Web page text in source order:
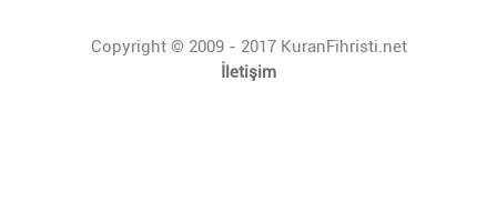
Copyright © 2009 - 2017 KuranFihristi.net
İletişim